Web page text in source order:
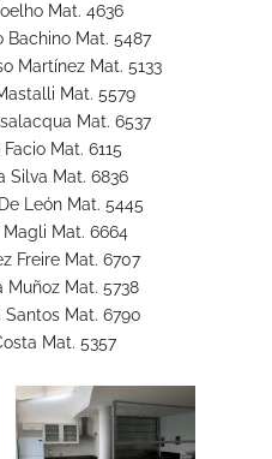
Mat. 4636
Bachino Mat. 5487
Martínez Mat. 5133
Mat. 5579
Mat. 6537
Facio Mat. 6115
Silva Mat. 6836
León Mat. 5445
Magli Mat. 6664
Freire Mat. 6707
Muñoz Mat. 5738
Mat. 6790
Mat. 5357